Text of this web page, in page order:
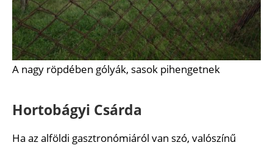
A nagy röpdében gólyák, sasok pihengetnek
Hortobágyi Csárda
Ha az alföldi gasztronómiáról van szó, valószínű